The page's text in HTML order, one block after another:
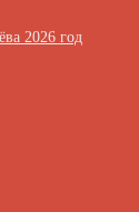
2026 год